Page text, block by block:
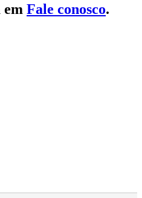
em Fale conosco.